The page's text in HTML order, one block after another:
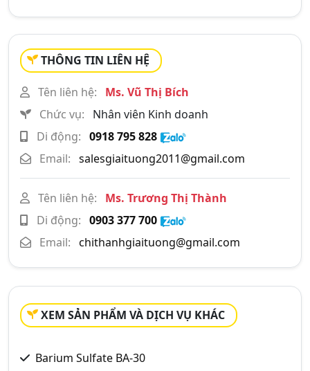
THÔNG TIN LIÊN HỆ
Tên liên hệ:
Ms. Vũ Thị Bích
Chức vụ:
Nhân viên Kinh doanh
Di động: 0918 795 828
Email: salesgiaituong2011@gmail.com
Tên liên hệ:
Ms. Trương Thị Thành
Di động: 0903 377 700
Email: chithanhgiaituong@gmail.com
XEM SẢN PHẨM VÀ DỊCH VỤ KHÁC
Barium Sulfate BA-30